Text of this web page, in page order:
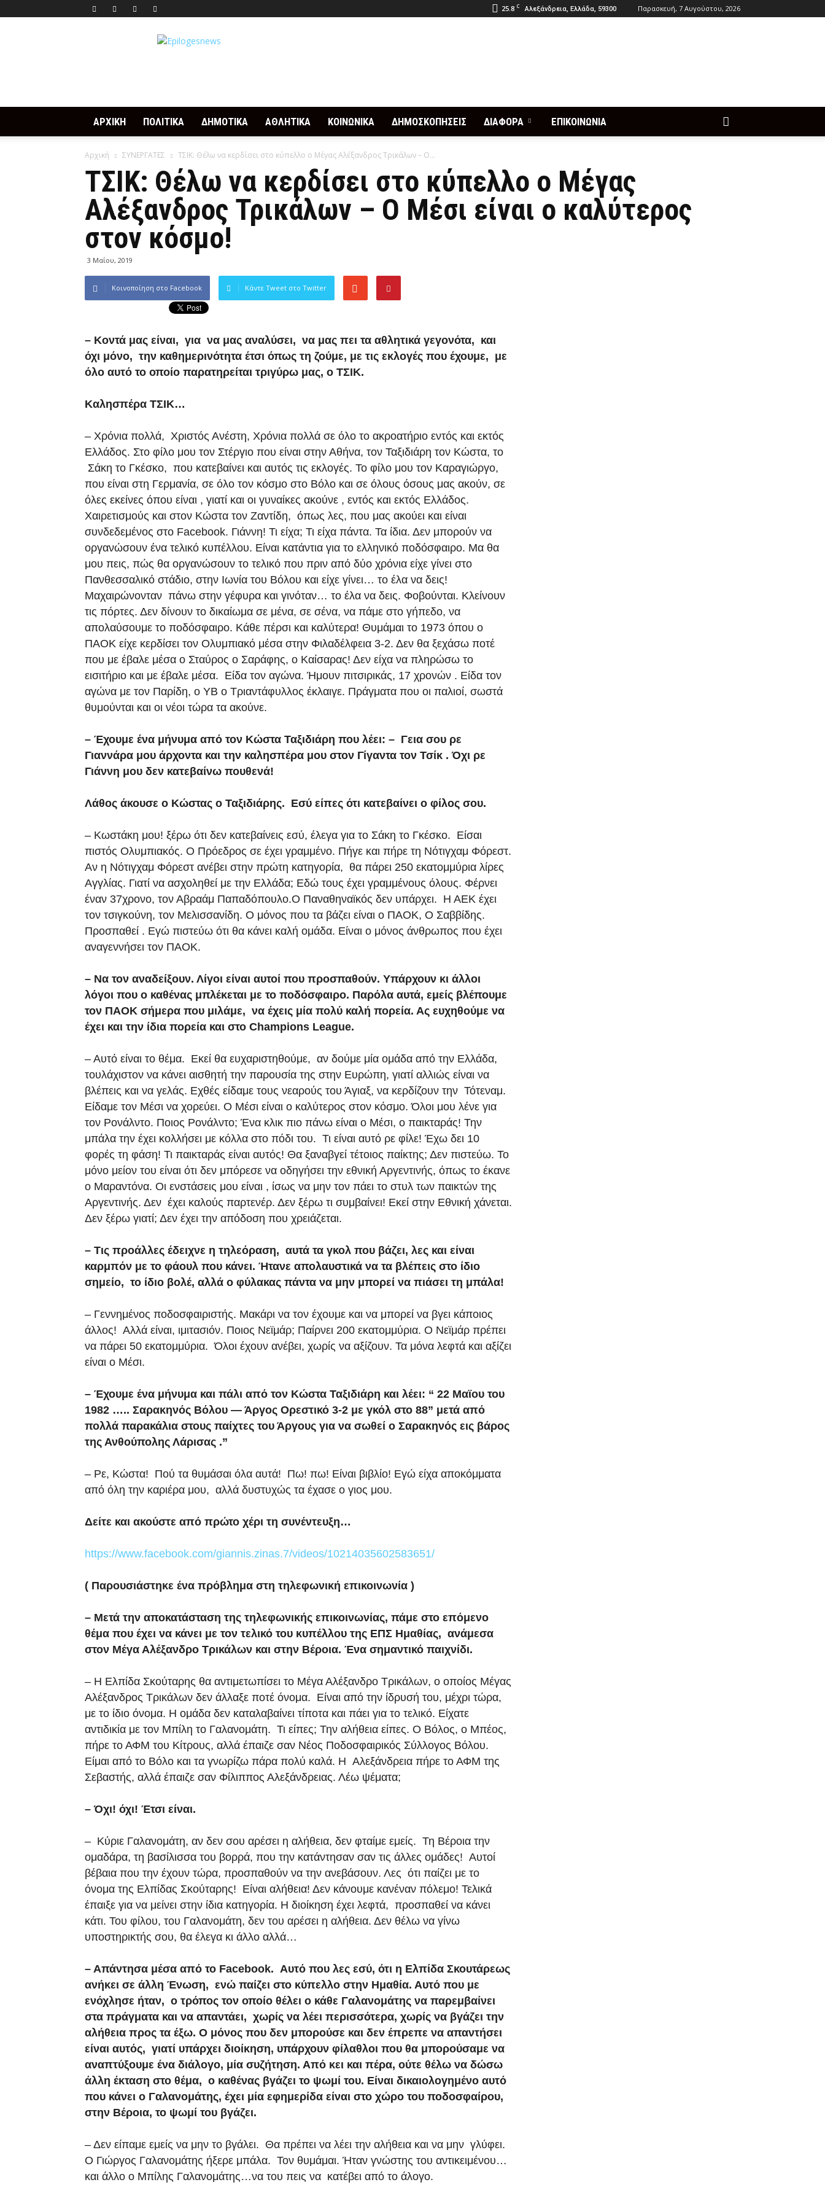
25.8 C Αλεξάνδρεια, Ελλάδα, 59300 Παρασκευή, 7 Αυγούστου, 2026
Epilogesnews
ΑΡΧΙΚΗ ΠΟΛΙΤΙΚΑ ΔΗΜΟΤΙΚΑ ΑΘΛΗΤΙΚΑ ΚΟΙΝΩΝΙΚΑ ΔΗΜΟΣΚΟΠΗΣΕΙΣ ΔΙΑΦΟΡΑ ΕΠΙΚΟΙΝΩΝΙΑ
Αρχική ΣΥΝΕΡΓΑΤΕΣ ΤΣΙΚ: Θέλω να κερδίσει στο κύπελλο ο Μέγας Αλέξανδρος Τρικάλων – Ο...
ΤΣΙΚ: Θέλω να κερδίσει στο κύπελλο ο Μέγας
Αλέξανδρος Τρικάλων – Ο Μέσι είναι ο καλύτερος
στον κόσμο!
3 Μαΐου, 2019
Κοινοποίηση στο Facebook Κάντε Tweet στο Twitter
– Kοντά μας είναι, για να μας αναλύσει, να μας πει τα αθλητικά γεγονότα, και
όχι μόνο, την καθημερινότητα έτσι όπως τη ζούμε, με τις εκλογές που έχουμε, με
όλο αυτό το οποίο παρατηρείται τριγύρω μας, ο ΤΣΙΚ.
Καλησπέρα ΤΣΙΚ…
– Χρόνια πολλά, Χριστός Ανέστη, Χρόνια πολλά σε όλο το ακροατήριο εντός και εκτός
Ελλάδος. Στο φίλο μου τον Στέργιο που είναι στην Αθήνα, τον Ταξιδιάρη τον Κώστα, το
Σάκη το Γκέσκο, που κατεβαίνει και αυτός τις εκλογές. Το φίλο μου τον Καραγιώργο,
που είναι στη Γερμανία, σε όλο τον κόσμο στο Βόλο και σε όλους όσους μας ακούν, σε
όλες εκείνες όπου είναι , γιατί και οι γυναίκες ακούνε , εντός και εκτός Ελλάδος.
Χαιρετισμούς και στον Κώστα τον Ζαντίδη, όπως λες, που μας ακούει και είναι
συνδεδεμένος στο Facebook. Γιάννη! Τι είχα; Τι είχα πάντα. Τα ίδια. Δεν μπορούν να
οργανώσουν ένα τελικό κυπέλλου. Είναι κατάντια για το ελληνικό ποδόσφαιρο. Μα θα
μου πεις, πώς θα οργανώσουν το τελικό που πριν από δύο χρόνια είχε γίνει στο
Πανθεσσαλικό στάδιο, στην Ιωνία του Βόλου και είχε γίνει… το έλα να δεις!
Μαχαιρώνονταν πάνω στην γέφυρα και γινόταν… το έλα να δεις. Φοβούνται. Κλείνουν
τις πόρτες. Δεν δίνουν το δικαίωμα σε μένα, σε σένα, να πάμε στο γήπεδο, να
απολαύσουμε το ποδόσφαιρο. Κάθε πέρσι και καλύτερα! Θυμάμαι το 1973 όπου ο
ΠΑΟΚ είχε κερδίσει τον Ολυμπιακό μέσα στην Φιλαδέλφεια 3-2. Δεν θα ξεχάσω ποτέ
που με έβαλε μέσα ο Σταύρος ο Σαράφης, ο Καίσαρας! Δεν είχα να πληρώσω το
εισιτήριο και με έβαλε μέσα. Είδα τον αγώνα. Ήμουν πιτσιρικάς, 17 χρονών . Είδα τον
αγώνα με τον Παρίδη, ο ΥΒ ο Τριαντάφυλλος έκλαιγε. Πράγματα που οι παλιοί, σωστά
θυμούνται και οι νέοι τώρα τα ακούνε.
– Έχουμε ένα μήνυμα από τον Κώστα Ταξιδιάρη που λέει: – Γεια σου ρε
Γιαννάρα μου άρχοντα και την καλησπέρα μου στον Γίγαντα τον Τσίκ . Όχι ρε
Γιάννη μου δεν κατεβαίνω πουθενά!
Λάθος άκουσε ο Κώστας ο Ταξιδιάρης. Εσύ είπες ότι κατεβαίνει ο φίλος σου.
– Κωστάκη μου! ξέρω ότι δεν κατεβαίνεις εσύ, έλεγα για το Σάκη το Γκέσκο. Είσαι
πιστός Ολυμπιακός. Ο Πρόεδρος σε έχει γραμμένο. Πήγε και πήρε τη Νότιγχαμ Φόρεστ.
Αν η Νότιγχαμ Φόρεστ ανέβει στην πρώτη κατηγορία, θα πάρει 250 εκατομμύρια λίρες
Αγγλίας. Γιατί να ασχοληθεί με την Ελλάδα; Εδώ τους έχει γραμμένους όλους. Φέρνει
έναν 37χρονο, τον Αβραάμ Παπαδόπουλο.Ο Παναθηναϊκός δεν υπάρχει. Η ΑΕΚ έχει
τον τσιγκούνη, τον Μελισσανίδη. Ο μόνος που τα βάζει είναι ο ΠΑΟΚ, Ο Σαββίδης.
Προσπαθεί . Εγώ πιστεύω ότι θα κάνει καλή ομάδα. Είναι ο μόνος άνθρωπος που έχει
αναγεννήσει τον ΠΑΟΚ.
– Να τον αναδείξουν. Λίγοι είναι αυτοί που προσπαθούν. Υπάρχουν κι άλλοι
λόγοι που ο καθένας μπλέκεται με το ποδόσφαιρο. Παρόλα αυτά, εμείς βλέπουμε
τον ΠΑΟΚ σήμερα που μιλάμε, να έχεις μία πολύ καλή πορεία. Ας ευχηθούμε να
έχει και την ίδια πορεία και στο Champions League.
– Αυτό είναι το θέμα. Εκεί θα ευχαριστηθούμε, αν δούμε μία ομάδα από την Ελλάδα,
τουλάχιστον να κάνει αισθητή την παρουσία της στην Ευρώπη, γιατί αλλιώς είναι να
βλέπεις και να γελάς. Εχθές είδαμε τους νεαρούς του Άγιαξ, να κερδίζουν την Τότεναμ.
Είδαμε τον Μέσι να χορεύει. Ο Μέσι είναι ο καλύτερος στον κόσμο. Όλοι μου λένε για
τον Ρονάλντο. Ποιος Ρονάλντο; Ένα κλικ πιο πάνω είναι ο Μέσι, ο παικταράς! Την
μπάλα την έχει κολλήσει με κόλλα στο πόδι του. Τι είναι αυτό ρε φίλε! Έχω δει 10
φορές τη φάση! Τι παικταράς είναι αυτός! Θα ξαναβγεί τέτοιος παίκτης; Δεν πιστεύω. Το
μόνο μείον του είναι ότι δεν μπόρεσε να οδηγήσει την εθνική Αργεντινής, όπως το έκανε
ο Μαραντόνα. Οι ενστάσεις μου είναι , ίσως να μην τον πάει το στυλ των παικτών της
Αργεντινής. Δεν έχει καλούς παρτενέρ. Δεν ξέρω τι συμβαίνει! Εκεί στην Εθνική χάνεται.
Δεν ξέρω γιατί; Δεν έχει την απόδοση που χρειάζεται.
– Τις προάλλες έδειχνε η τηλεόραση, αυτά τα γκολ που βάζει, λες και είναι
καρμπόν με το φάουλ που κάνει. Ήτανε απολαυστικά να τα βλέπεις στο ίδιο
σημείο, το ίδιο βολέ, αλλά ο φύλακας πάντα να μην μπορεί να πιάσει τη μπάλα!
– Γεννημένος ποδοσφαιριστής. Μακάρι να τον έχουμε και να μπορεί να βγει κάποιος
άλλος! Αλλά είναι, ιμιτασιόν. Ποιος Νεϊμάρ; Παίρνει 200 εκατομμύρια. Ο Νεϊμάρ πρέπει
να πάρει 50 εκατομμύρια. Όλοι έχουν ανέβει, χωρίς να αξίζουν. Τα μόνα λεφτά και αξίζει
είναι ο Μέσι.
– Έχουμε ένα μήνυμα και πάλι από τον Κώστα Ταξιδιάρη και λέει: “ 22 Μαϊου του
1982 ….. Σαρακηνός Βόλου — Άργος Ορεστικό 3-2 με γκόλ στο 88” μετά από
πολλά παρακάλια στους παίχτες του Άργους για να σωθεί ο Σαρακηνός εις βάρος
της Ανθούπολης Λάρισας .”
– Ρε, Κώστα! Πού τα θυμάσαι όλα αυτά! Πω! πω! Είναι βιβλίο! Εγώ είχα αποκόμματα
από όλη την καριέρα μου, αλλά δυστυχώς τα έχασε ο γιος μου.
Δείτε και ακούστε από πρώτο χέρι τη συνέντευξη…
https://www.facebook.com/giannis.zinas.7/videos/10214035602583651/
( Παρουσιάστηκε ένα πρόβλημα στη τηλεφωνική επικοινωνία )
– Μετά την αποκατάσταση της τηλεφωνικής επικοινωνίας, πάμε στο επόμενο
θέμα που έχει να κάνει με τον τελικό του κυπέλλου της ΕΠΣ Ημαθίας, ανάμεσα
στον Μέγα Αλέξανδρο Τρικάλων και στην Βέροια. Ένα σημαντικό παιχνίδι.
– Η Ελπίδα Σκούταρης θα αντιμετωπίσει το Μέγα Αλέξανδρο Τρικάλων, ο οποίος Μέγας
Αλέξανδρος Τρικάλων δεν άλλαξε ποτέ όνομα. Είναι από την ίδρυσή του, μέχρι τώρα,
με το ίδιο όνομα. Η ομάδα δεν καταλαβαίνει τίποτα και πάει για το τελικό. Είχατε
αντιδικία με τον Μπίλη το Γαλανομάτη. Τι είπες; Την αλήθεια είπες. Ο Βόλος, ο Μπέος,
πήρε το ΑΦΜ του Κίτρους, αλλά έπαιζε σαν Νέος Ποδοσφαιρικός Σύλλογος Βόλου.
Είμαι από το Βόλο και τα γνωρίζω πάρα πολύ καλά. Η Αλεξάνδρεια πήρε το ΑΦΜ της
Σεβαστής, αλλά έπαιζε σαν Φίλιππος Αλεξάνδρειας. Λέω ψέματα;
– Όχι! όχι! Έτσι είναι.
– Κύριε Γαλανομάτη, αν δεν σου αρέσει η αλήθεια, δεν φταίμε εμείς. Τη Βέροια την
ομαδάρα, τη βασίλισσα του βορρά, που την κατάντησαν σαν τις άλλες ομάδες! Αυτοί
βέβαια που την έχουν τώρα, προσπαθούν να την ανεβάσουν. Λες ότι παίζει με το
όνομα της Ελπίδας Σκούταρης! Είναι αλήθεια! Δεν κάνουμε κανέναν πόλεμο! Τελικά
έπαιξε για να μείνει στην ίδια κατηγορία. Η διοίκηση έχει λεφτά, προσπαθεί να κάνει
κάτι. Του φίλου, του Γαλανομάτη, δεν του αρέσει η αλήθεια. Δεν θέλω να γίνω
υποστηρικτής σου, θα έλεγα κι άλλο αλλά…
– Απάντησα μέσα από το Facebook. Αυτό που λες εσύ, ότι η Ελπίδα Σκουτάρεως
ανήκει σε άλλη Ένωση, ενώ παίζει στο κύπελλο στην Ημαθία. Αυτό που με
ενόχλησε ήταν, ο τρόπος τον οποίο θέλει ο κάθε Γαλανομάτης να παρεμβαίνει
στα πράγματα και να απαντάει, χωρίς να λέει περισσότερα, χωρίς να βγάζει την
αλήθεια προς τα έξω. Ο μόνος που δεν μπορούσε και δεν έπρεπε να απαντήσει
είναι αυτός, γιατί υπάρχει διοίκηση, υπάρχουν φίλαθλοι που θα μπορούσαμε να
αναπτύξουμε ένα διάλογο, μία συζήτηση. Από κει και πέρα, ούτε θέλω να δώσω
άλλη έκταση στο θέμα, ο καθένας βγάζει το ψωμί του. Είναι δικαιολογημένο αυτό
που κάνει ο Γαλανομάτης, έχει μία εφημερίδα είναι στο χώρο του ποδοσφαίρου,
στην Βέροια, το ψωμί του βγάζει.
– Δεν είπαμε εμείς να μην το βγάλει. Θα πρέπει να λέει την αλήθεια και να μην γλύφει.
Ο Γιώργος Γαλανομάτης ήξερε μπάλα. Τον θυμάμαι. Ήταν γνώστης του αντικειμένου…
και άλλο ο Μπίλης Γαλανομάτης…να του πεις να κατέβει από το άλογο.